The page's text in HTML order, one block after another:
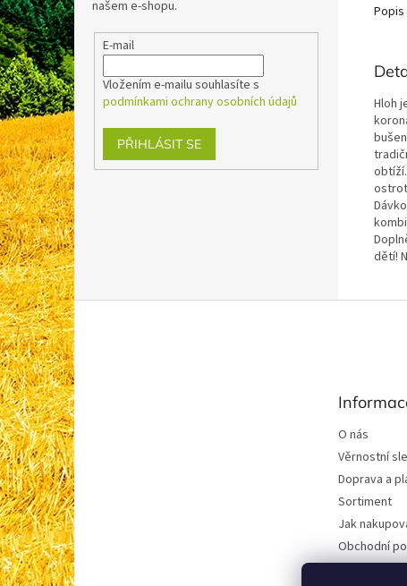
našem e-shopu.
E-mail
Vložením e-mailu souhlasíte s
podmínkami ochrany osobních údajů
PŘIHLÁSIT SE
Popis
Hloh
dětí!
Z
á
p
a
t
í
O nás
Věrnostní
Doprava a
Sortiment
Jak
Obchodní